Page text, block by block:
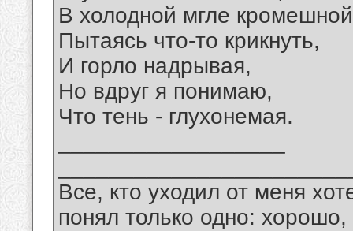
В холодной мгле
Пытаясь что-то крикнуть,
И горло надрывая,
Но вдруг я понимаю,
Что тень - глухонемая.
Все, кто уходил от меня
понял только одно: